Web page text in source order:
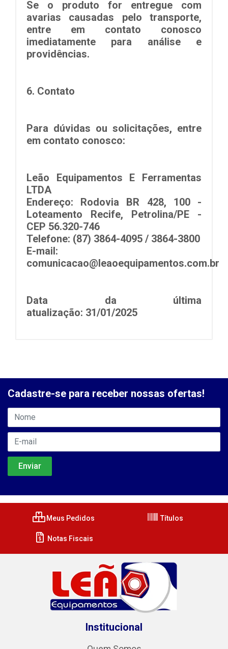
Se o produto for entregue com
avarias causadas pelo transporte,
entre em contato conosco
imediatamente para análise e
providências.
6. Contato
Para dúvidas ou solicitações, entre
em contato conosco:
Leão Equipamentos E Ferramentas
LTDA
Endereço: Rodovia BR 428, 100 -
Loteamento Recife, Petrolina/PE -
CEP 56.320-746
Telefone: (87) 3864-4095 / 3864-3800
E-mail:
comunicacao@leaoequipamentos.com.br
Data da última
atualização: 31/01/2025
Cadastre-se para receber nossas ofertas!
Meus Pedidos Títulos
Notas Fiscais
Institucional